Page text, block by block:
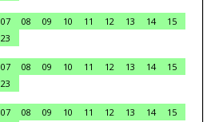
07 08 09 10 11 12 13 14
15
23
07 08 09 10 11 12 13 14
15
23
07 08 09 10 11 12 13 14
15